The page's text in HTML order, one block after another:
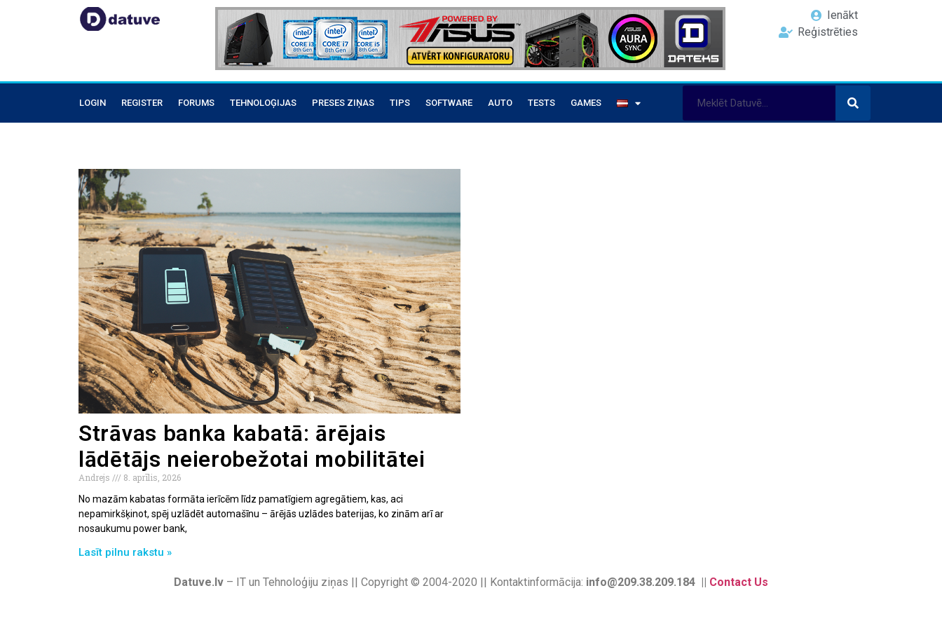
Ienākt
Reģistrēties
LOGIN REGISTER FORUMS TEHNOLOĢIJAS PRESES ZIŅAS TIPS SOFTWARE AUTO TESTS GAMES
Strāvas banka kabatā: ārējais
lādētājs neierobežotai mobilitātei
Andrejs
8. aprīlis, 2026
No mazām kabatas formāta ierīcēm līdz pamatīgiem agregātiem, kas, aci
nepamirkšķinot, spēj uzlādēt automašīnu – ārējās uzlādes baterijas, ko zinām arī ar
nosaukumu power bank,
Lasīt pilnu rakstu »
Datuve.lv – IT un Tehnoloģiju ziņas || Copyright © 2004-2020 || Kontaktinformācija: info@209.38.209.184 || Contact Us